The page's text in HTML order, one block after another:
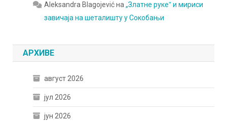
Aleksandra Blagojevićна„Златне рукеˮ и мириси
завичаја на шеталишту у Сокобањи
АРХИВЕ
август 2026
јул 2026
јун 2026